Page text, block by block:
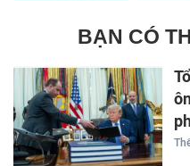
BẠN CÓ